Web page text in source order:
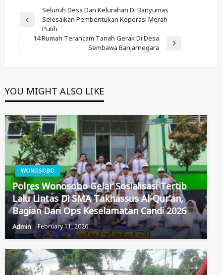
Navigation
Previous
Seluruh Desa Dan Kelurahan Di Banyumas
Selesaikan Pembentukan Koperasi Merah
Putih
14 Rumah Terancam Tanah Gerak Di Desa
Sembawa Banjarnegara
YOU MIGHT ALSO LIKE
WONOSOBO
Polres Wonosobo Gelar Sosialisasi Tertib
Lalu Lintas Di SMA Takhassus Al-Qur’an,
Bagian Dari Ops Keselamatan Candi 2026
Admin February 11, 2026